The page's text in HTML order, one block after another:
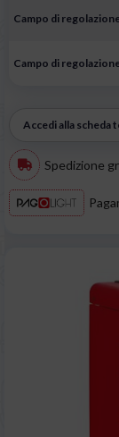
Campo di
Campo di
Accedi alla scheda
Spedizione